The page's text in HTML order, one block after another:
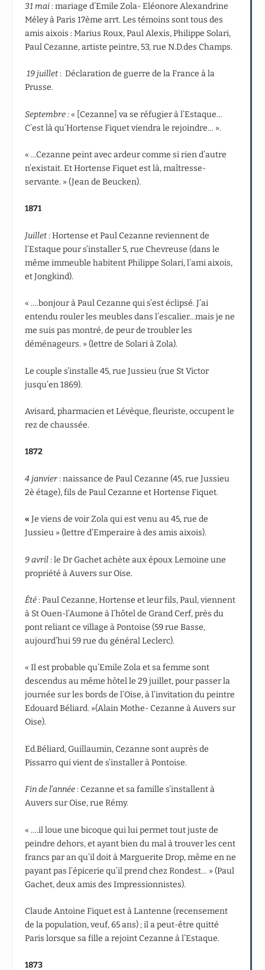
31 mai: mariage d’Emile Zola- Eléonore Alexandrine
Méley à Paris 17ème arrt. Les témoins sont tous des
amis aixois : Marius Roux, Paul Alexis, Philippe Solari,
Paul Cezanne, artiste peintre, 53, rue N.D.des Champs.
19 juillet: Déclaration de guerre de la France à la
Prusse.
Septembre :« [Cezanne] va se réfugier à l’Estaque…
C’est là qu’Hortense Fiquet viendra le rejoindre… ».
« …Cezanne peint avec ardeur comme si rien d’autre
n’existait. Et Hortense Fiquet est là, maîtresse-
servante. » (Jean de Beucken).
1871
Juillet: Hortense et Paul Cezanne reviennent de
l’Estaque pour s’installer 5, rue Chevreuse (dans le
même immeuble habitent Philippe Solari, l’ami aixois,
et Jongkind).
« ….bonjour à Paul Cezanne qui s’est éclipsé. J’ai
entendu rouler les meubles dans l’escalier…mais je ne
me suis pas montré, de peur de troubler les
déménageurs. » (lettre de Solari à Zola).
Le couple s’installe 45, rue Jussieu (rue St Victor
jusqu’en 1869).
Avisard, pharmacien et Lévèque, fleuriste, occupent le
rez de chaussée.
1872
4 janvier: naissance de Paul Cezanne (45, rue Jussieu
2è étage), fils de Paul Cezanne et Hortense Fiquet.
« Je viens de voir Zola qui est venu au 45, rue de
Jussieu » (lettre d’Emperaire à des amis aixois).
9 avril: le Dr Gachet achète aux époux Lemoine une
propriété à Auvers sur Oise.
Été: Paul Cezanne, Hortense et leur fils, Paul, viennent
à St Ouen-l’Aumone à l’hôtel de Grand Cerf, près du
pont reliant ce village à Pontoise (59 rue Basse,
aujourd’hui 59 rue du général Leclerc).
« Il est probable qu’Emile Zola et sa femme sont
descendus au même hôtel le 29 juillet, pour passer la
journée sur les bords de l’Oise, à l’invitation du peintre
Edouard Béliard. »(Alain Mothe- Cezanne à Auvers sur
Oise).
Ed.Béliard, Guillaumin, Cezanne sont auprès de
Pissarro qui vient de s’installer à Pontoise.
Fin de l’année: Cezanne et sa famille s’installent à
Auvers sur Oise, rue Rémy.
« ….il loue une bicoque qui lui permet tout juste de
peindre dehors, et ayant bien du mal à trouver les cent
francs par an qu’il doit à Marguerite Drop, même en ne
payant pas l’épicerie qu’il prend chez Rondest… » (Paul
Gachet, deux amis des Impressionnistes).
Claude Antoine Fiquet est à Lantenne (recensement
de la population, veuf, 65 ans) ; il a peut-être quitté
Paris lorsque sa fille a rejoint Cezanne à l’Estaque.
1873